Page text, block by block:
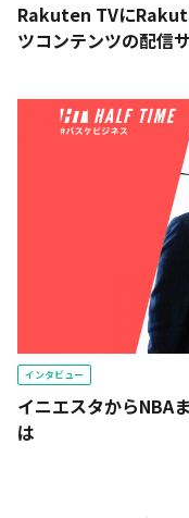
Rakuten TVに
ツコンテンツの配信
インタビュー
イニエスタからNBA
は